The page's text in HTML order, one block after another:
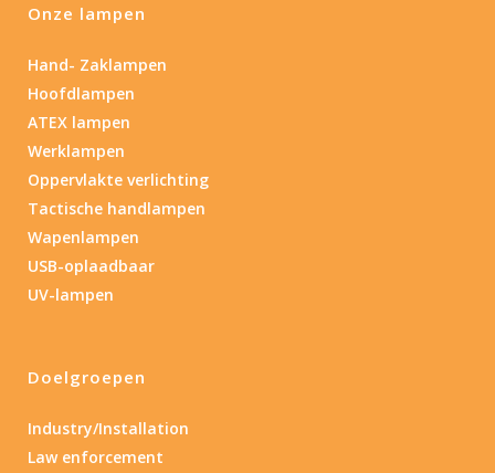
Onze lampen
Hand- Zaklampen
Hoofdlampen
ATEX lampen
Werklampen
Oppervlakte verlichting
Tactische handlampen
Wapenlampen
USB-oplaadbaar
UV-lampen
Doelgroepen
Industry/Installation
Law enforcement